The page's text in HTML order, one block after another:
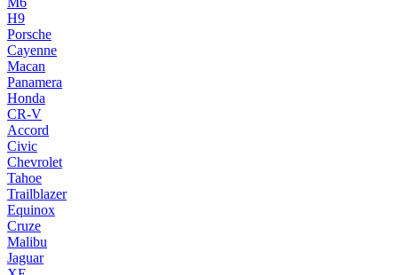
H9
Porsche
Cayenne
Macan
Panamera
Honda
CR-V
Accord
Civic
Chevrolet
Tahoe
Trailblazer
Equinox
Cruze
Malibu
Jaguar